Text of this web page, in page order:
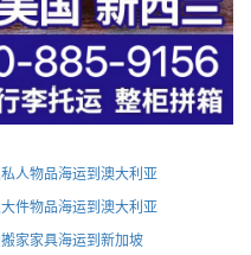
人物品海运到澳大利亚
件物品海运到澳大利亚
家家具海运到新加坡